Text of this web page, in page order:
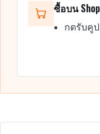
ซื้อบน
กดรับคู